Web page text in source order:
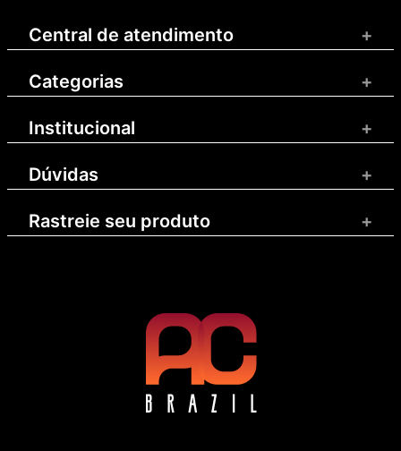
Central de atendimento +
Categorias +
Institucional +
Dúvidas +
Rastreie seu produto +